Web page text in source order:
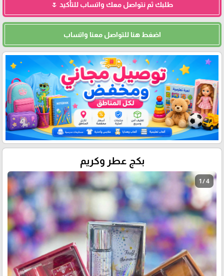
طلبك ثم نتواصل معك واتساب للتأكيد 🌷
اضغط هنا للتواصل معنا واتساب
بكج عطر وكريم
1 / 4